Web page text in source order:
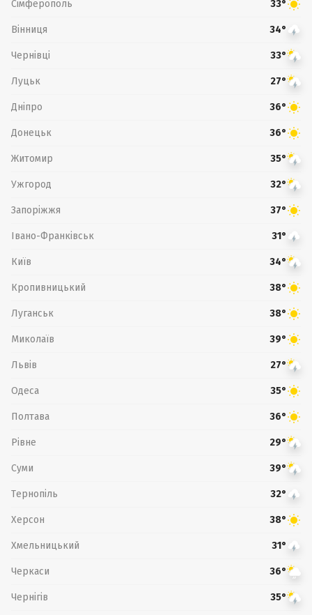
Сімферополь 33°
Вінниця 34°
Чернівці 33°
Луцьк 27°
Дніпро 36°
Донецьк 36°
Житомир 35°
Ужгород 32°
Запоріжжя 37°
Івано-Франківськ 31°
Київ 34°
Кропивницький 38°
Луганськ 38°
Миколаїв 39°
Львів 27°
Одеса 35°
Полтава 36°
Рівне 29°
Суми 39°
Тернопіль 32°
Херсон 38°
Хмельницький 31°
Черкаси 36°
Чернігів 35°